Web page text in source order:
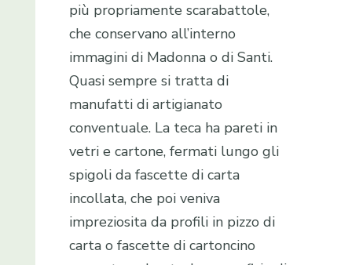
più propriamente scarabattole,
che conservano all’interno
immagini di Madonna o di Santi.
Quasi sempre si tratta di
manufatti di artigianato
conventuale. La teca ha pareti in
vetri e cartone, fermati lungo gli
spigoli da fascette di carta
incollata, che poi veniva
impreziosita da profili in pizzo di
carta o fascette di cartoncino